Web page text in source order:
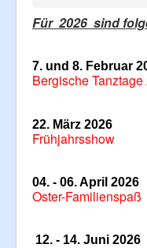
Neues/Rückblicke
Termine/Events
Mitglied werden
Für 2026 sind
7. und 8. Februar
Bergische
22. März 2026
Frühjahrsshow
04. - 06. April 2026
Oster-Familienspaß
12. - 14. Juni 2026